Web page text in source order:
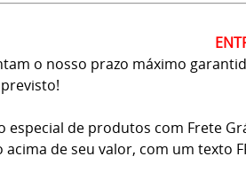
o nosso prazo máximo
especial de produtos com Frete
de seu valor, com um texto